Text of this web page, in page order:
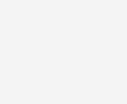
oder der Schweiz.
sowie deren